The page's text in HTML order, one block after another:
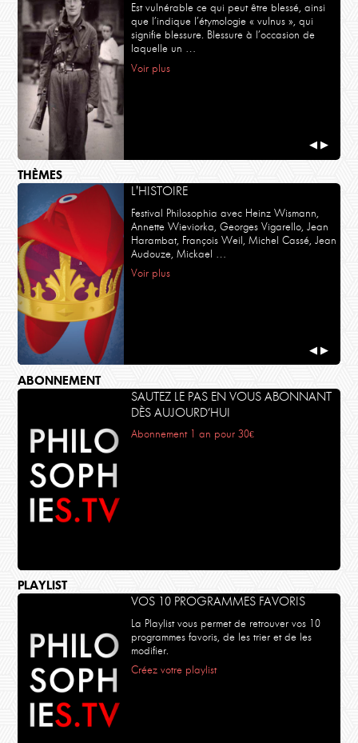
Est vulnérable ce qui peut être blessé, ainsi
que l’indique l’étymologie « vulnus », qui
signifie blessure. Blessure à l’occasion de
laquelle un …
Voir plus
◀ ▶
THÈMES
L'HISTOIRE
Festival Philosophia avec Heinz Wismann,
Annette Wieviorka, Georges Vigarello, Jean
Harambat, François Weil, Michel Cassé, Jean
Audouze, Mickael …
Voir plus
◀ ▶
ABONNEMENT
SAUTEZ LE PAS EN VOUS ABONNANT
DÈS AUJOURD’HUI
Abonnement 1 an pour 30€
PLAYLIST
VOS 10 PROGRAMMES FAVORIS
La Playlist vous permet de retrouver vos 10
programmes favoris, de les trier et de les
modifier.
Créez votre playlist